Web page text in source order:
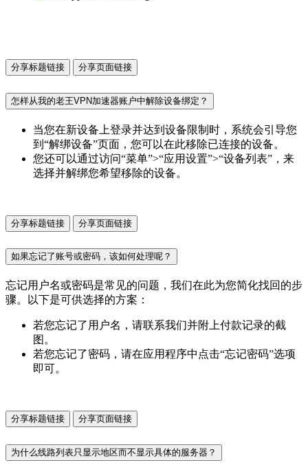
分享标题链接 分享页面链接
怎样从我的老王VPN加速器账户中解除设备绑定？
当您在新设备上登录并达到设备限制时，系统会引导您
到“解绑设备”页面，您可以在此移除已连接的设备。
您还可以通过访问“菜单”>“应用设置”>“设备列表”，来
选择并解绑您希望移除的设备。
分享标题链接 分享页面链接
如果忘记了账号或密码，该如何处理呢？
忘记用户名或密码是常见的问题，我们在此为您简化找回的步
骤。以下是可供选择的方案：
若您忘记了用户名，请联系我们并附上付款记录的截
图。
若您忘记了密码，请在应用程序中点击“忘记密码”选项
即可。
分享标题链接 分享页面链接
为什么线路列表只显示地区而不显示具体的服务器？